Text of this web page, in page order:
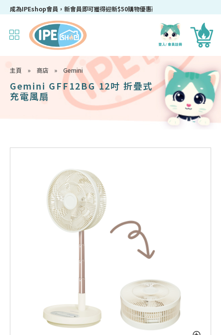
成為IPEshop會員，新會員即可獲得迎新$50購物優惠碼！
主頁 » 商店 » Gemini
Gemini GFF12BG 12吋 折疊式
充電風扇